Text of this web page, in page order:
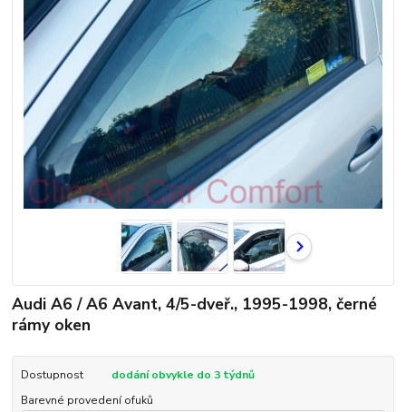
Audi A6 / A6 Avant, 4/5-dveř., 1995-1998, černé
rámy oken
Dostupnost
dodání obvykle do 3 týdnů
Barevné provedení ofuků